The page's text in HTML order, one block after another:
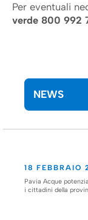
Per eventuali
verde 800 992
NEWS
18 FEBBRAIO
Pavia Acque
i cittadini della